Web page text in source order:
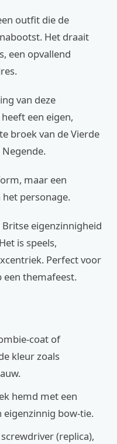
outfit die de
Het draait
een opvallend
van deze
een eigen,
broek van de Vierde
maar een
personage.
eigenzinnigheid
is speels,
Perfect voor
een themafeest.
coat of
kleur zoals
hemd met een
eigenzinnig bow-tie.
(replica),